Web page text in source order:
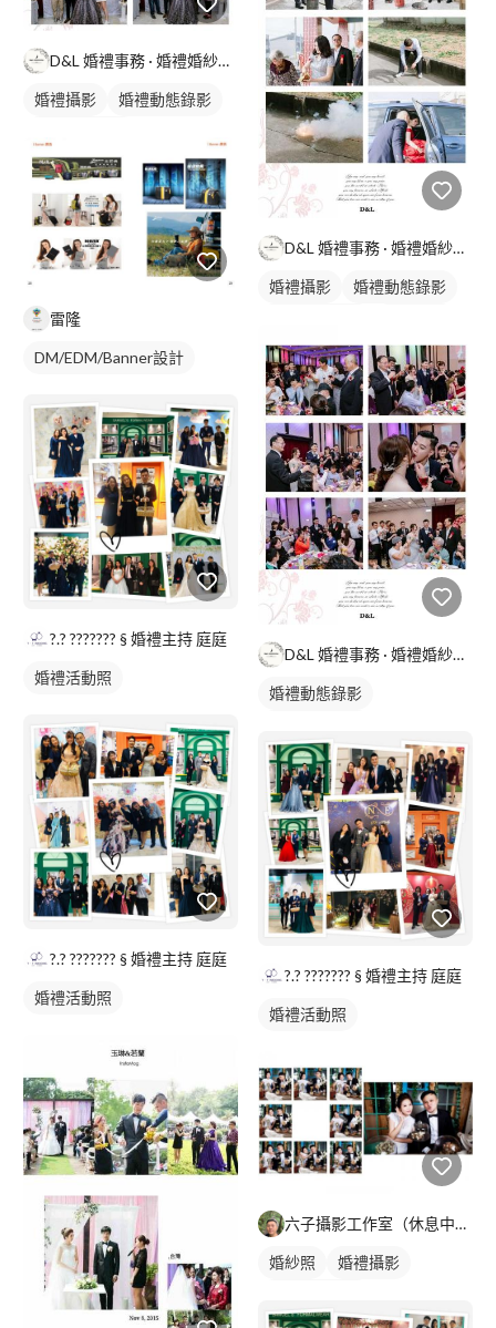
D&L 婚禮事務 · 婚禮婚紗攝影
婚禮攝影
婚禮動態錄影
雷隆
DM/EDM/Banner設計
?.? ??????? § 婚禮主持 庭庭
婚禮活動照
?.? ??????? § 婚禮主持 庭庭
婚禮活動照
D&L 婚禮事務 · 婚禮婚紗攝影
婚禮攝影
婚禮動態錄影
D&L 婚禮事務 · 婚禮婚紗攝影
婚禮動態錄影
?.? ??????? § 婚禮主持 庭庭
婚禮活動照
六子攝影工作室（休息中暫不接案）
婚紗照
婚禮攝影